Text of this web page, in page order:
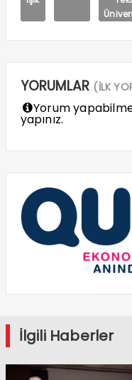
YORUMLAR (İLK
Yorum
yapınız.
İlgili Haberler